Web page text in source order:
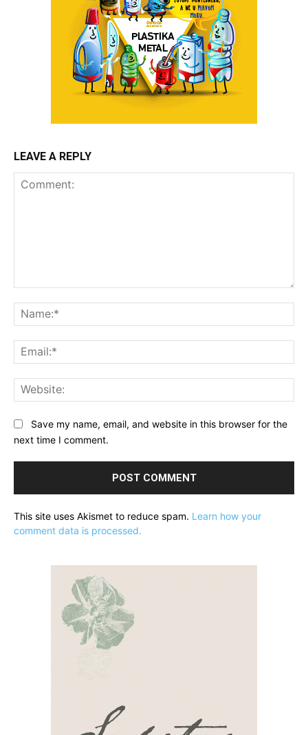
LEAVE A REPLY
Save my name, email, and website in this browser for the
next time I comment.
This site uses Akismet to reduce spam. Learn how your
comment data is processed.